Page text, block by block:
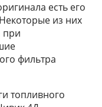
есть его
из них
при
фильтра
топливного